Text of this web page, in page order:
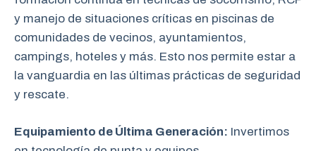
y manejo de situaciones críticas en piscinas de
comunidades de vecinos, ayuntamientos,
campings, hoteles y más. Esto nos permite estar a
la vanguardia en las últimas prácticas de seguridad
y rescate.
Equipamiento de Última Generación: Invertimos